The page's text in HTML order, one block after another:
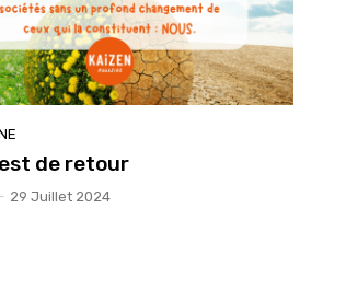
de retour
- 29 Juillet 2024